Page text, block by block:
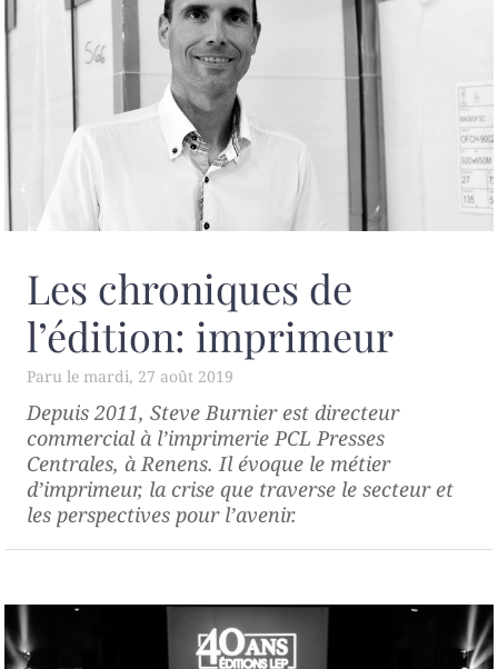
Les chroniques de
l’édition: imprimeur
mardi, 27 août 2019
Depuis 2011, Steve Burnier est directeur
commercial à l’imprimerie PCL Presses
Centrales, à Renens. Il évoque le métier
d’imprimeur, la crise que traverse le secteur et
les perspectives pour l’avenir.